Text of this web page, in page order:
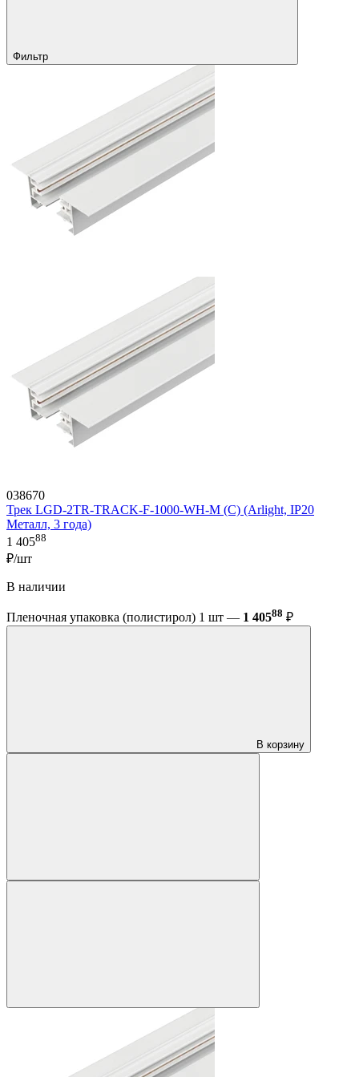
Фильтр
038670
Трек LGD-2TR-TRACK-F-1000-WH-M (C) (Arlight, IP20
Металл, 3 года)
1 40588
₽/шт
В наличии
Пленочная упаковка (полистирол) 1 шт — 1 40588 ₽
В корзину